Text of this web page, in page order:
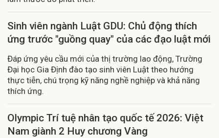
Sinh viên ngành Luật GDU: Chủ động thích
ứng trước "guồng quay" của các đạo luật mới
Đáp ứng yêu cầu mới của thị trường lao động, Trường
Đại học Gia Định đào tạo sinh viên Luật theo hướng
thực tiễn, chú trọng kỹ năng nghề nghiệp và khả năng
thích ứng.
Olympic Trí tuệ nhân tạo quốc tế 2026: Việt
Nam giành 2 Huy chương Vàng